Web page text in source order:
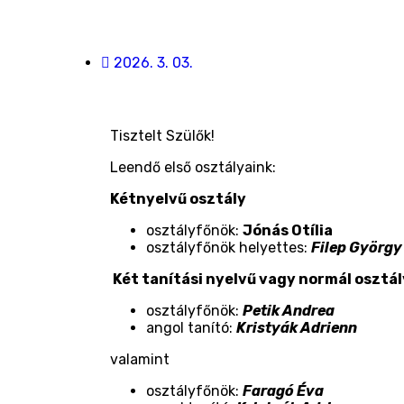
2026. 3. 03.
Tisztelt Szülők!
Leendő első osztályaink:
Kétnyelvű osztály
osztályfőnök: Jónás Otília
osztályfőnök helyettes: Filep György
Két tanítási nyelvű vagy normál
osztályfőnök: Petik Andrea
angol tanító: Kristyák Adrienn
valamint
osztályfőnök: Faragó Éva